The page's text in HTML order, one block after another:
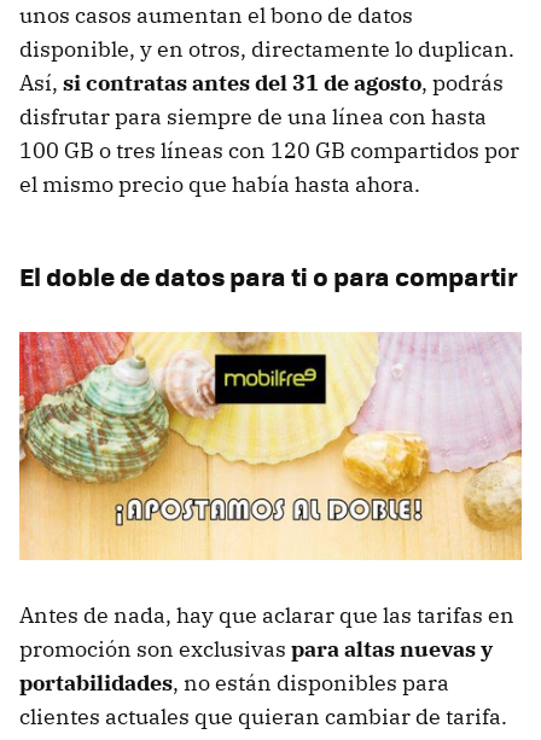
unos casos aumentan el bono de datos
disponible, y en otros, directamente lo duplican.
Así, si contratas antes del 31 de agosto, podrás
disfrutar para siempre de una línea con hasta
100 GB o tres líneas con 120 GB compartidos por
el mismo precio que había hasta ahora.
El doble de datos para ti o para compartir
Antes de nada, hay que aclarar que las tarifas en
promoción son exclusivas para altas nuevas y
portabilidades, no están disponibles para
clientes actuales que quieran cambiar de tarifa.